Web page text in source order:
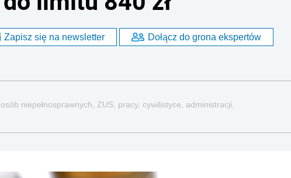
Zapisz się na newsletter Dołącz do grona ekspertów
niepełnosprawnych, ZUS, pracy, cywilistyce, administracji,